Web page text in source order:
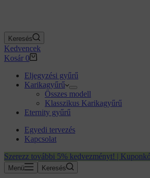
Keresés
Kedvencek
Kosár 0
Eljegyzési gyűrű
Karikagyűrű
Összes modell
Klasszikus Karikagyűrű
Eternity gyűrű
Egyedi tervezés
Kapcsolat
Szerezz további 5% kedvezményt! |
Menü Keresés